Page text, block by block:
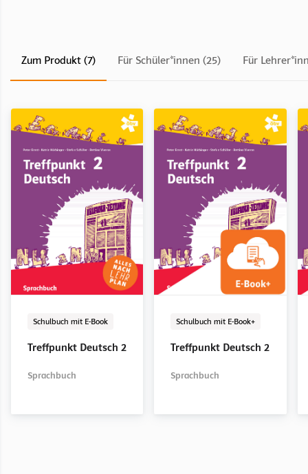
Zum Produkt (7) Für Schüler*innen (25) Für
Schulbuch mit E-Book
Treffpunkt Deutsch 2
Sprachbuch
Schulbuch mit E-Book+
Treffpunkt Deutsch 2
Sprachbuch